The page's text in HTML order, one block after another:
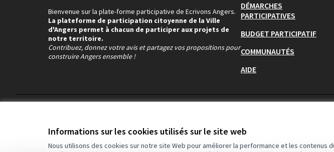
Informations sur les cookies utilisés sur le site web
Nous utilisons des cookies sur notre site Web pour améliorer la performance et les contenus
Bienvenue sur la plate-forme participative de Ecrivons Angers.
La plateforme de participation citoyenne de la Ville
d'Angers permet à chacun de participer aux projets de
notre territoire.
Contribuez, donnez votre avis et partagez vos propositions pour
construire Angers ensemble !
DÉMARCHES
PARTICIPATIVES
BUDGET PARTICIPATIF
COMMUNAUTÉS
AIDE